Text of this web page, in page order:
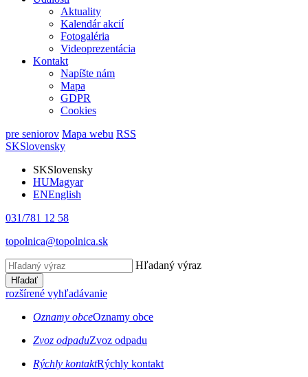
Aktuality
Kalendár akcií
Fotogaléria
Videoprezentácia
Kontakt
Napíšte nám
Mapa
GDPR
Cookies
pre seniorov Mapa webu RSS
SKSlovensky
SKSlovensky
HUMagyar
ENEnglish
031/781 12 58
topolnica@topolnica.sk
Hľadaný výraz
Hľadať
rozšírené vyhľadávanie
Oznamy obceOznamy obce
Zvoz odpaduZvoz odpadu
Rýchly kontaktRýchly kontakt